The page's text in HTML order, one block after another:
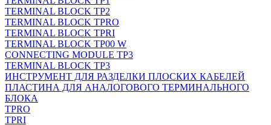
TERMINAL BLOCK TP2
TERMINAL BLOCK TPRO
TERMINAL BLOCK TPRI
TERMINAL BLOCK TP00 W
CONNECTING MODULE TP3
TERMINAL BLOCK TP3
ИНСТРУМЕНТ ДЛЯ РАЗДЕЛКИ ПЛОСКИХ КАБЕЛЕЙ
ПЛАСТИНА ДЛЯ АНАЛОГОВОГО ТЕРМИНАЛЬНОГО
БЛОКА
TPRO
TPRI